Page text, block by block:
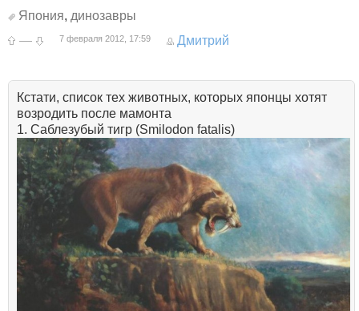
Япония, динозавры
—
7 февраля 2012, 17:59 Дмитрий
Кстати, список тех животных, которых японцы хотят
возродить после мамонта
1. Саблезубый тигр (Smilodon fatalis)